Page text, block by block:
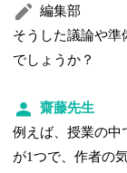
編集部
そうした議論や準
でしょうか？
齋藤先生
例えば、授業の中
が1つで、作者の